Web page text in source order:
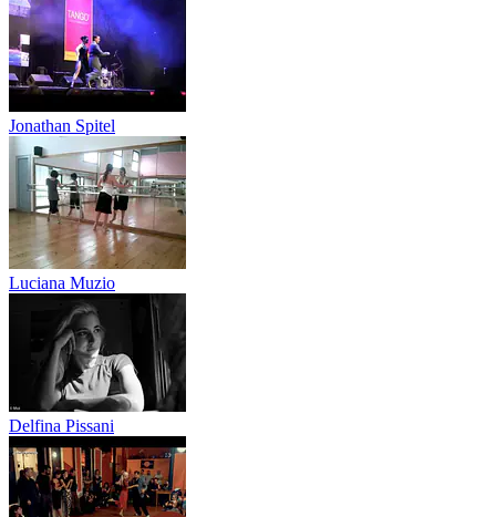
Jonathan Spitel
Luciana Muzio
Delfina Pissani